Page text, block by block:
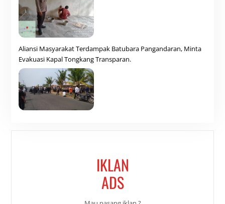
Aliansi Masyarakat Terdampak Batubara Pangandaran, Minta
Evakuasi Kapal Tongkang Transparan.
IKLAN
ADS